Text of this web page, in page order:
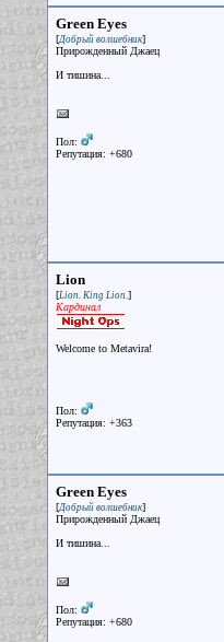
Green Eyes
[Добрый волшебник]
Прирожденный Джаец
И тишина...
Пол:
Репутация: +680
Lion
[Lion. King Lion.]
Кардинал
Welcome to Metavira!
Пол:
Репутация: +363
Green Eyes
[Добрый волшебник]
Прирожденный Джаец
И тишина...
Пол:
Репутация: +680